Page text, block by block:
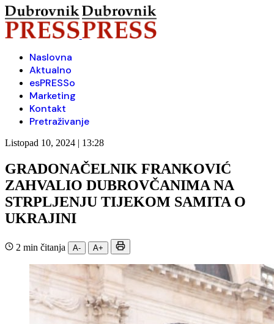
Naslovna
Aktualno
esPRESSo
Marketing
Kontakt
Pretraživanje
Listopad 10, 2024 | 13:28
GRADONAČELNIK FRANKOVIĆ
ZAHVALIO DUBROVČANIMA NA
STRPLJENJU TIJEKOM SAMITA O
UKRAJINI
2 min čitanja A- A+